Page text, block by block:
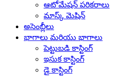
ఆటోమేషన్ పరికరాలు
మాస్క్ మెషిన్
అసెంబ్లీలు
భాగాలు మరియు భాగాలు
పెట్టుబడి కాస్టింగ్
ఇసుక కాస్టింగ్
డై కాస్టింగ్